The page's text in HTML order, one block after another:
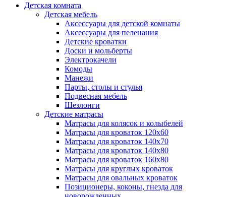
Детская комната
Детская мебель
Аксессуары для детской комнаты
Аксессуары для пеленания
Детские кроватки
Доски и мольберты
Электрокачели
Комоды
Манежи
Парты, столы и стулья
Подвесная мебель
Шезлонги
Детские матрасы
Матрасы для колясок и колыбелей
Матрасы для кроваток 120х60
Матрасы для кроваток 140х70
Матрасы для кроваток 140х80
Матрасы для кроваток 160х80
Матрасы для круглых кроваток
Матрасы для овальных кроваток
Позиционеры, коконы, гнезда для